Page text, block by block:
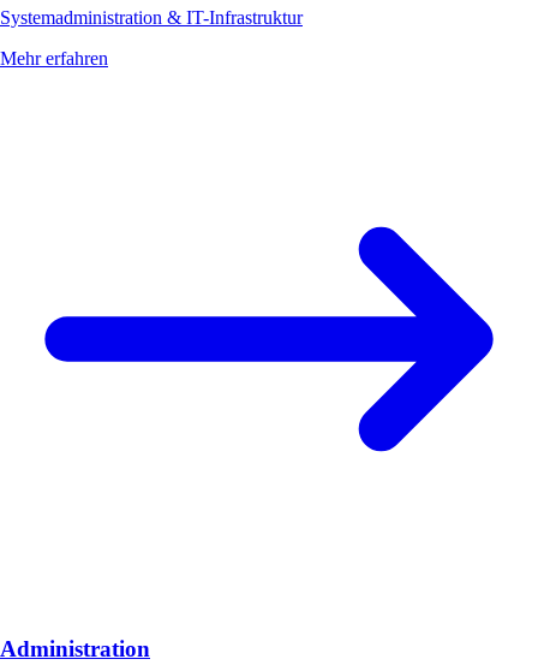
Systemadministration & IT-Infrastruktur
Mehr erfahren
Administration